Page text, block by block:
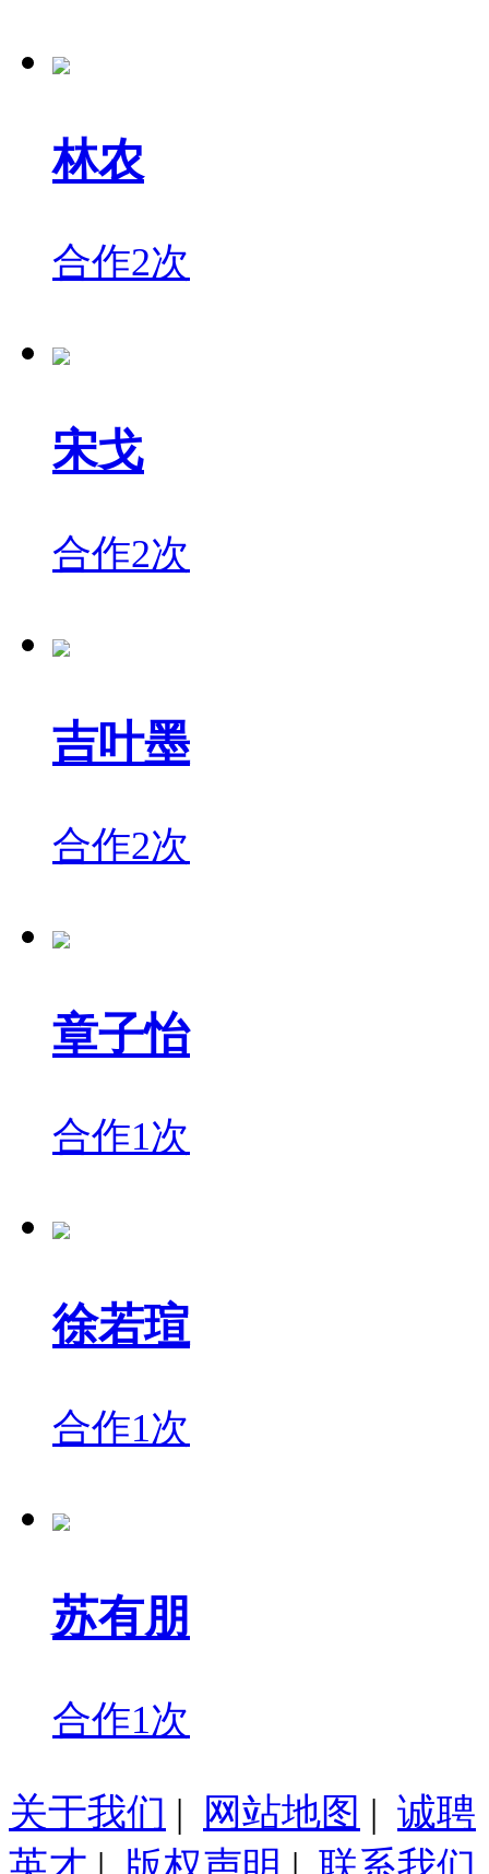
林农
合作2次
宋戈
合作2次
吉叶墨
合作2次
章子怡
合作1次
徐若瑄
合作1次
苏有朋
合作1次
关于我们 | 网站地图 | 诚聘